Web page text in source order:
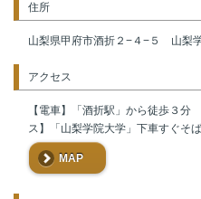
住所
山梨県甲府市酒折２−４−５ 山梨
アクセス
【電車】「酒折駅」から徒歩３
ス】「山梨学院大学」下車すぐそ
MAP